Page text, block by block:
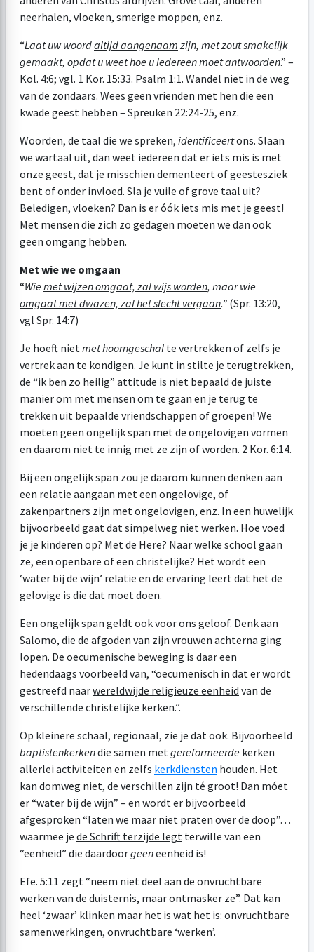
neerhalen, vloeken, smerige moppen, enz.
“Laat uw woordaltijd aangenaam zijn, met zout smakelijk
gemaakt, opdat u weet hoe u iedereen moet antwoorden.” –
Kol. 4:6; vgl. 1 Kor. 15:33. Psalm 1:1. Wandel niet in de weg
van de zondaars. Wees geen vrienden met hen die een
kwade geest hebben – Spreuken 22:24-25, enz.
Woorden, de taal die we spreken, identificeertons. Slaan
we wartaal uit, dan weet iedereen dat er iets mis is met
onze geest, dat je misschien dementeert of geestesziek
bent of onder invloed. Sla je vuile of grove taal uit?
Beledigen, vloeken? Dan is er óók iets mis met je geest!
Met mensen die zich zo gedagen moeten we dan ook
geen omgang hebben.
Met wie we omgaan
“Wiemet wijzen omgaat, zal wijs worden, maar wie
omgaat met dwazen, zal het slecht vergaan.” (Spr. 13:20,
vgl Spr. 14:7)
Je hoeft nietmet hoorngeschal te vertrekken of zelfs je
vertrek aan te kondigen. Je kunt in stilte je terugtrekken,
de “ik ben zo heilig” attitude is niet bepaald de juiste
manier om met mensen om te gaan en je terug te
trekken uit bepaalde vriendschappen of groepen! We
moeten geen ongelijk span met de ongelovigen vormen
en daarom niet te innig met ze zijn of worden. 2 Kor. 6:14.
Bij een ongelijk span zou je daarom kunnen denken aan
een relatie aangaan met een ongelovige, of
zakenpartners zijn met ongelovigen, enz. In een huwelijk
bijvoorbeeld gaat dat simpelweg niet werken. Hoe voed
je je kinderen op? Met de Here? Naar welke school gaan
ze, een openbare of een christelijke? Het wordt een
‘water bij de wijn’ relatie en de ervaring leert dat het de
gelovige is die dat moet doen.
Een ongelijk span geldt ook voor ons geloof. Denk aan
Salomo, die de afgoden van zijn vrouwen achterna ging
lopen. De oecumenische beweging is daar een
hedendaags voorbeeld van, “oecumenisch in dat er wordt
gestreefd naarwereldwijde religieuze eenheid van de
verschillende christelijke kerken.”.
Op kleinere schaal, regionaal, zie je dat ook. Bijvoorbeeld
baptistenkerkendie samen metgereformeerde kerken
allerlei activiteiten en zelfs kerkdiensten houden. Het
kan domweg niet, de verschillen zijn té groot! Dan móet
er “water bij de wijn” – en wordt er bijvoorbeeld
afgesproken “laten we maar niet praten over de doop”…
waarmee je de Schrift terzijde legt terwille van een
“eenheid” die daardoorgeeneenheid is!
Efe. 5:11 zegt “neem niet deel aan de onvruchtbare
werken van de duisternis, maar ontmasker ze”. Dat kan
heel ‘zwaar’ klinken maar het is wat het is: onvruchtbare
samenwerkingen, onvruchtbare ‘werken’.